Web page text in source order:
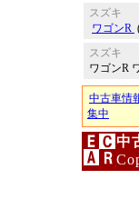
スズキ
ワゴンR
スズキ
ワゴンR
中古車情
集中
中